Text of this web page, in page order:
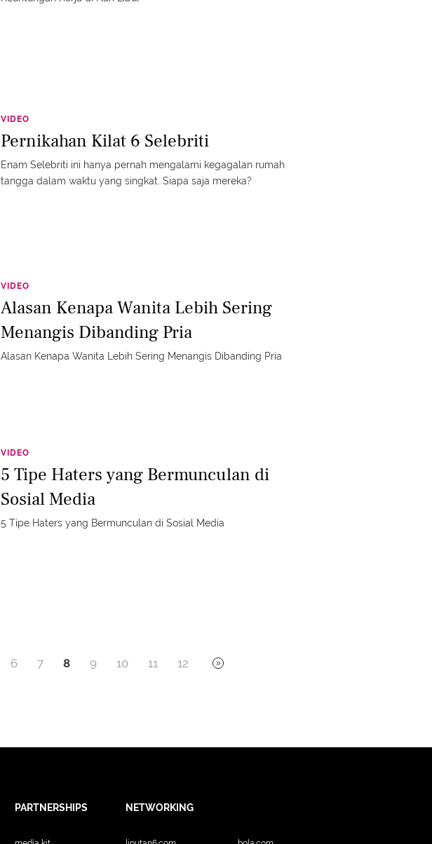
VIDEO
Pernikahan Kilat 6 Selebriti
Enam Selebriti ini hanya pernah mengalami kegagalan rumah
tangga dalam waktu yang singkat. Siapa saja mereka?
VIDEO
Alasan Kenapa Wanita Lebih Sering
Menangis Dibanding Pria
Alasan Kenapa Wanita Lebih Sering Menangis Dibanding Pria
VIDEO
5 Tipe Haters yang Bermunculan di
Sosial Media
5 Tipe Haters yang Bermunculan di Sosial Media
6 7 8 9 10 11 12
PARTNERSHIPS NETWORKING